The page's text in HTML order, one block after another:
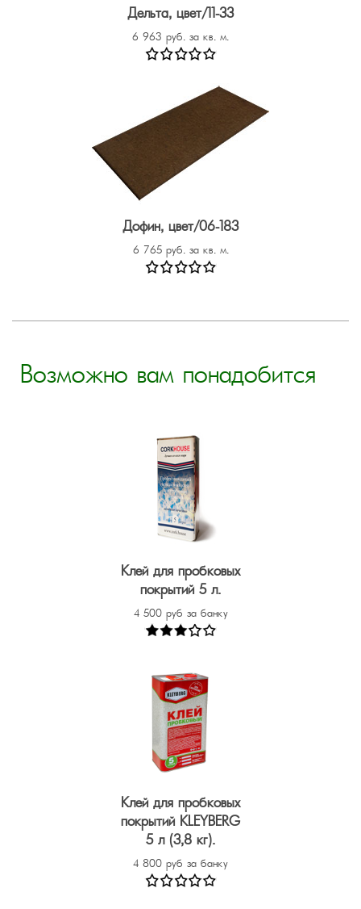
Дельта, цвет/11-33
6 963 руб. за кв. м.
Дофин, цвет/06-183
6 765 руб. за кв. м.
Возможно вам понадобится
Клей для пробковых
покрытий 5 л.
4 500 руб за банку
Клей для пробковых
покрытий KLEYBERG
5 л (3,8 кг).
4 800 руб за банку